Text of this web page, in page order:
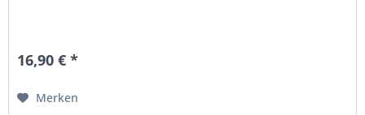
16,90 € *
Merken